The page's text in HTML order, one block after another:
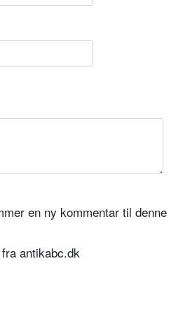
en ny kommentar til denne
antikabc.dk